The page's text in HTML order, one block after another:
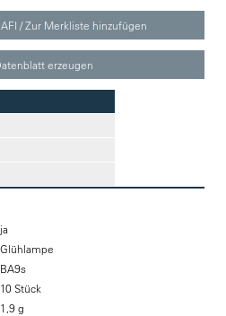
/ Zur Merkliste hinzufügen
erzeugen
ja
Glühlampe
BA9s
10 Stück
1,9 g